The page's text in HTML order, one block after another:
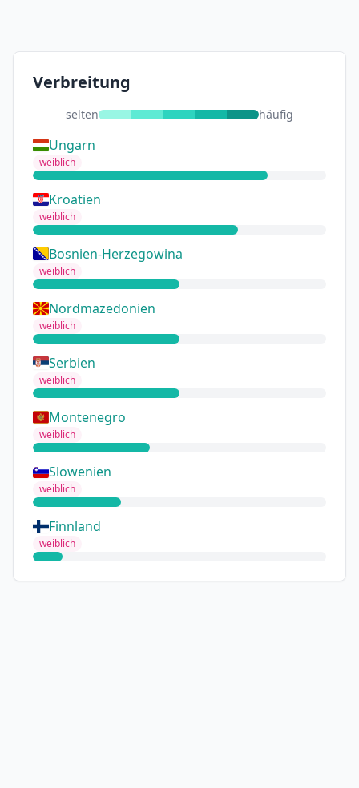
Verbreitung
selten häufig
Ungarn
weiblich
Kroatien
weiblich
Bosnien-Herzegowina
weiblich
Nordmazedonien
weiblich
Serbien
weiblich
Montenegro
weiblich
Slowenien
weiblich
Finnland
weiblich